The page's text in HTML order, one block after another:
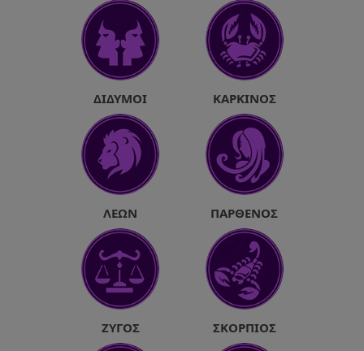
ΔΊΔΥΜΟΙ ΚΑΡΚΊΝΟΣ
ΛΈΩΝ ΠΑΡΘΈΝΟΣ
ΖΥΓΌΣ ΣΚΟΡΠΙΌΣ